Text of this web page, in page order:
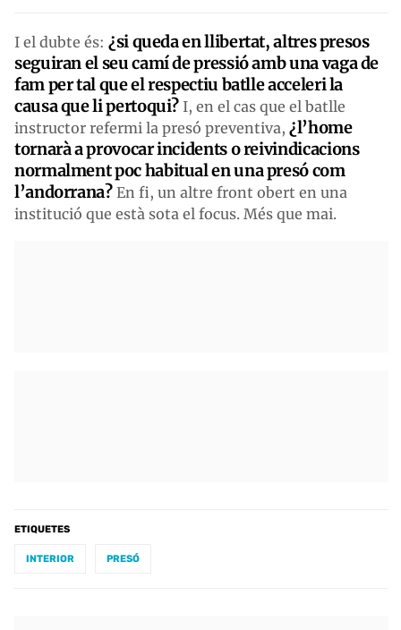
I el dubte és: ¿si queda en llibertat, altres presos
seguiran el seu camí de pressió amb una vaga de
fam per tal que el respectiu batlle acceleri la
causa que li pertoqui? I, en el cas que el batlle
instructor refermi la presó preventiva, ¿l’home
tornarà a provocar incidents o reivindicacions
normalment poc habitual en una presó com
l’andorrana?En fi, un altre front obert en una
institució que està sota el focus. Més que mai.
ETIQUETES
INTERIOR PRESÓ